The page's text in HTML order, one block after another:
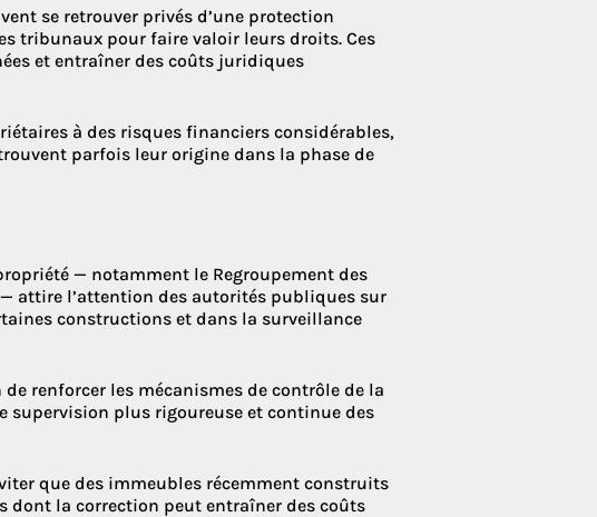
se retrouver privés d’une protection
tribunaux pour faire valoir leurs droits. Ces
et entraîner des coûts juridiques
à des risques financiers considérables,
parfois leur origine dans la phase de
— notamment le Regroupement des
attire l’attention des autorités publiques sur
constructions et dans la surveillance
renforcer les mécanismes de contrôle de la
supervision plus rigoureuse et continue des
que des immeubles récemment construits
dont la correction peut entraîner des coûts